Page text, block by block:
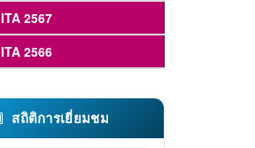
2567
2566
สถิติการเยี่ยมชม